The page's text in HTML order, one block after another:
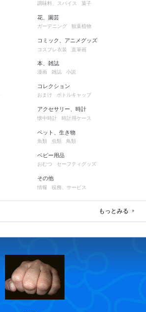
調味料、スパイス 菓子
花、園芸
ガーデニング 観葉植物
コミック、アニメグッズ
コスプレ衣装 直筆画
本、雑誌
漫画 雑誌 小説
コレクション
おまけ ボトルキャップ
アクセサリー、時計
懐中時計 時計用ケース
ペット、生き物
魚類 虫類 鳥類
ベビー用品
おむつ セーフティグッズ
その他
情報 役務、サービス
もっとみる